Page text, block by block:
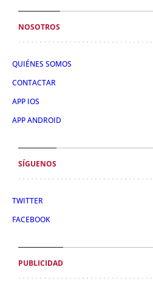
NOSOTROS
QUIÉNES SOMOS
CONTACTAR
APP IOS
APP ANDROID
SÍGUENOS
TWITTER
FACEBOOK
PUBLICIDAD